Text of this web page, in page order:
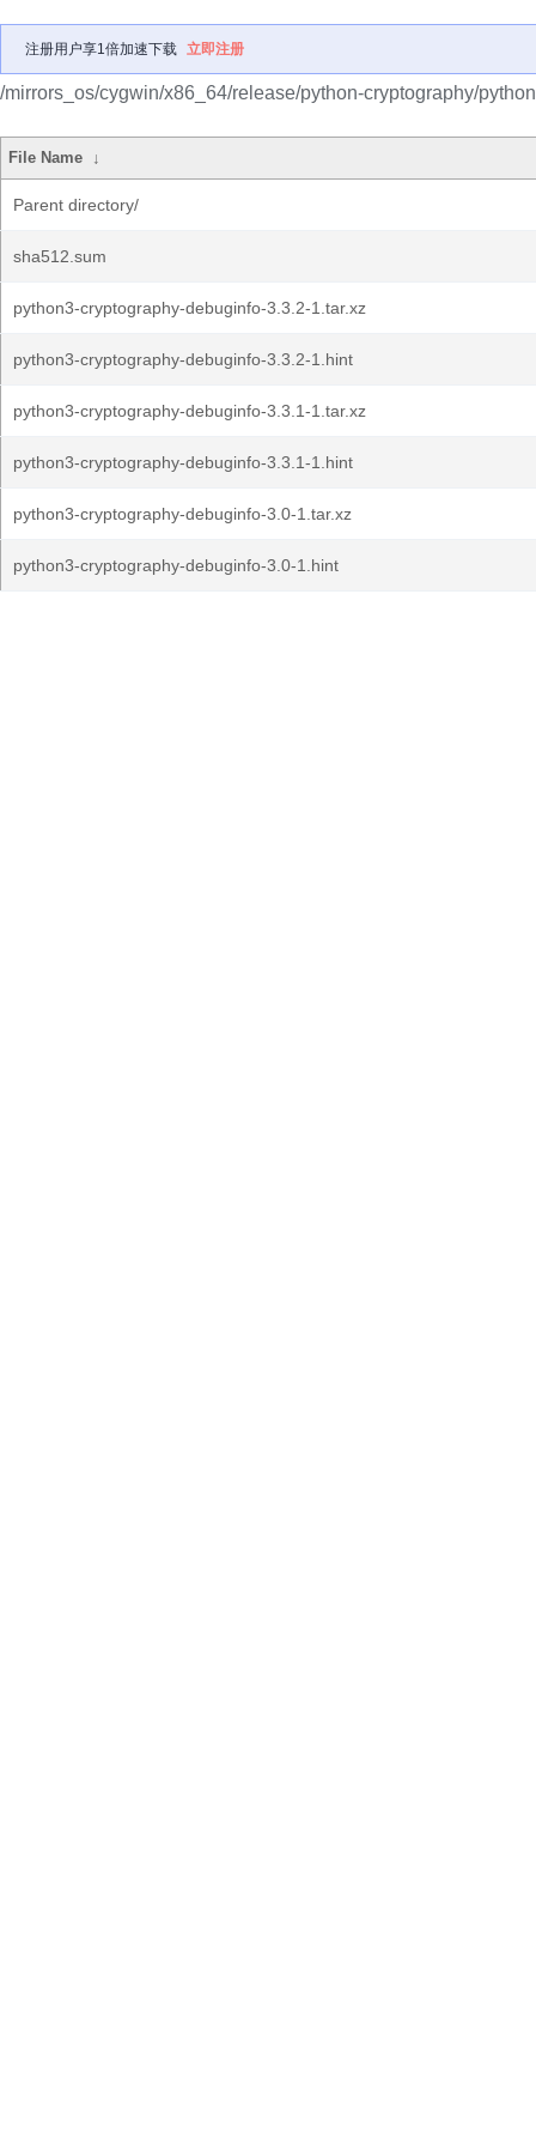
注册用户享1倍加速下载 立即注册
/mirrors_os/cygwin/x86_64/release/python-cryptography/
File Name ↓
Parent directory/
sha512.sum
python3-cryptography-debuginfo-3.3.2-1.tar.xz
python3-cryptography-debuginfo-3.3.2-1.hint
python3-cryptography-debuginfo-3.3.1-1.tar.xz
python3-cryptography-debuginfo-3.3.1-1.hint
python3-cryptography-debuginfo-3.0-1.tar.xz
python3-cryptography-debuginfo-3.0-1.hint